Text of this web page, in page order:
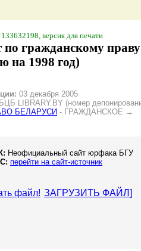
версия для печати
по гражданскому
на 1998 год)
03 декабря 2005
БЦБ LIBRARY.BY (номер
БЕЛАРУСИ - ГРАЖДАНСКОЕ →
Неофициальный сайт юрфака БГУ
перейти на сайт-источник
ЗАГРУЗИТЬ ФАЙЛ]